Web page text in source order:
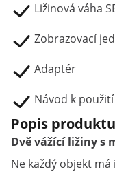
Ližinová váha
Zobrazovací
Adaptér
Návod k použití
Popis produktu
Dvě vážící ližiny s
Ne každý objekt